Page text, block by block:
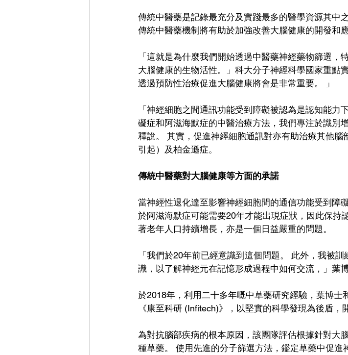
傳統中醫藥是記錄最充分及實踐最多的醫學資源其中
傳統中醫藥機制將有助於加強改善大腦健康的開發和應
「這就是為什麼我們開始透過中醫藥神經藥物篩選
大腦健康的生物活性。」科大分子神經科學國家重點
透過預防性治療促進大腦健康將會是非常重要。 」
「神經細胞之間通訊功能受到障礙被認為是認知能
礙症和阿滋海默症的中醫治療方法，我們專注於識別
釋說。 其實，促進神經細胞通訊對亦有助治療其他
引起）及柏金遜症。
傳統中醫藥對大腦健康等方面的承諾
當神經性退化達至影響神經細胞間的通信功能受到障
於阿滋海默症可能需要20年才能出現症狀，因此保持
著老年人口持續增長，亦是一個日益嚴重的問題。
「我們於20年前已經意識到這個問題。 此外，我被
識，以了解神經元在記憶形成過程中如何交流，」葉
於2018年，利用二十多年嘅中草藥研究經驗，葉博士
《康至科研 (Infitech)》，以堅實的科學發現為後盾，
為對抗腦部疾病的根本原因，該團隊評估根據針對大
種草藥。 使用先進的分子篩選方法，鑑定草藥中促